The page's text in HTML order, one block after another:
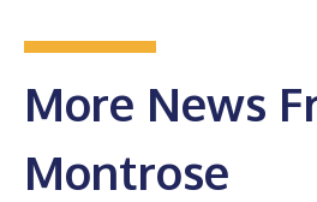
More News
Montrose